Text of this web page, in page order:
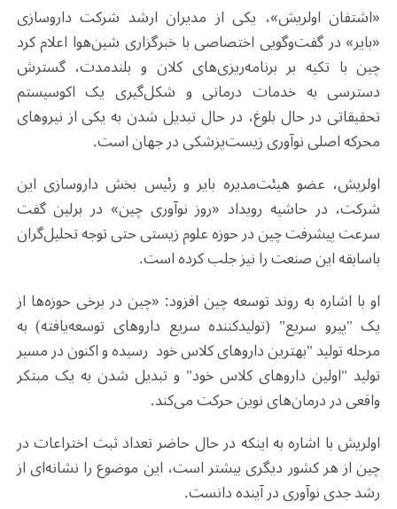
«اشتفان اولریش»، یکی از مدیران ارشد شرکت داروسازی
«بایر»در گفت‌وگویی اختصاصی با خبرگزاری شین‌هوا اعلام کرد
چین با تکیه بر برنامه‌ریزی‌های کلان و بلندمدت، گسترش
دسترسی به خدمات درمانی و شکل‌گیری یک اکوسیستم
تحقیقاتی در حال بلوغ، در حال تبدیل شدن به یکی از نیروهای
محرکه اصلی نوآوری زیست‌پزشکی در جهان است.
اولریش، عضو هیئت‌مدیره بایر و رئیس بخش داروسازی این
شرکت، در حاشیه رویداد «روز نوآوری چین» در برلین گفت
سرعت پیشرفت چین در حوزه علوم زیستی حتی توجه تحلیل‌گران
باسابقه این صنعت را نیز جلب کرده است.
او با اشاره به روند توسعه چین افزود: «چین در برخی حوزه‌ها از
یک "پیرو سریع" (تولیدکننده سریع داروهای توسعه‌یافته) به
مرحله تولید "بهترین داروهای کلاس خود رسیده و اکنون در مسیر
تولید "اولین داروهای کلاس خود" و تبدیل شدن به یک مبتکر
واقعی در درمان‌های نوین حرکت می‌کند.
اولریش با اشاره به اینکه در حال حاضر تعداد ثبت اختراعات در
چین از هر کشور دیگری بیشتر است، این موضوع را نشانه‌ای از
رشد جدی نوآوری در آینده دانست.